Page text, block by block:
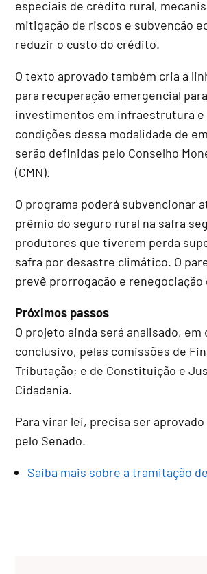
especiais de crédito rural,
mitigação de riscos e subvenção
reduzir o custo do crédito.
O texto aprovado também cria a
para recuperação emergencial
investimentos em infraestrutura e
condições dessa modalidade de
serão definidas pelo Conselho
(CMN).
O programa poderá subvencionar
prêmio do seguro rural na safra
produtores que tiverem perda
safra por desastre climático. O
prevê prorrogação e renegociação
Próximos passos
O projeto ainda será analisado, em
conclusivo, pelas comissões de
Tributação; e de Constituição e
Cidadania.
Para virar lei, precisa ser aprovado
pelo Senado.
Saiba mais sobre a tramitação